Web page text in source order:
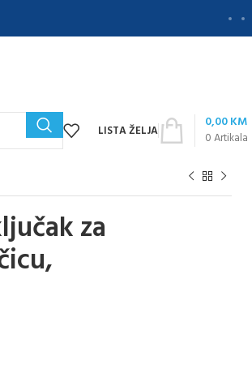
LISTA ŽELJA 0Artikala
0,00KM
za